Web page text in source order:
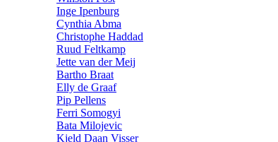
Inge Ipenburg
Cynthia Abma
Christophe Haddad
Ruud Feltkamp
Jette van der Meij
Bartho Braat
Elly de Graaf
Pip Pellens
Ferri Somogyi
Bata Milojevic
Kjeld Daan Visser